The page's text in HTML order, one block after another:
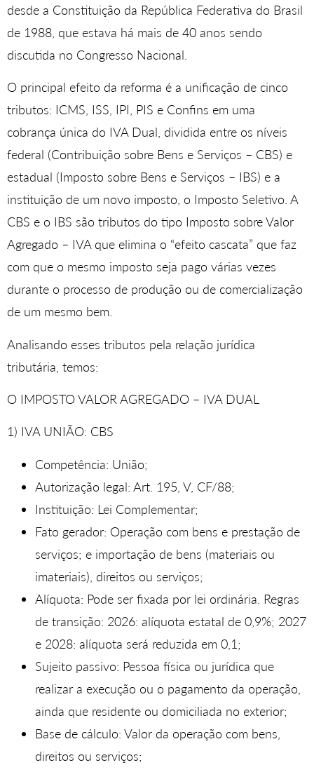
desde a Constituição da República Federativa do Brasil
de 1988, que estava há mais de 40 anos sendo
discutida no Congresso Nacional.
O principal efeito da reforma é a unificação de cinco
tributos: ICMS, ISS, IPI, PIS e Confins em uma
cobrança única do IVA Dual, dividida entre os níveis
federal (Contribuição sobre Bens e Serviços – CBS) e
estadual (Imposto sobre Bens e Serviços – IBS) e a
instituição de um novo imposto, o Imposto Seletivo. A
CBS e o IBS são tributos do tipo Imposto sobre Valor
Agregado – IVA que elimina o “efeito cascata” que faz
com que o mesmo imposto seja pago várias vezes
durante o processo de produção ou de comercialização
de um mesmo bem.
Analisando esses tributos pela relação jurídica
tributária, temos:
O IMPOSTO VALOR AGREGADO – IVA DUAL
1) IVA UNIÃO: CBS
Competência: União;
Autorização legal: Art. 195, V, CF/88;
Instituição: Lei Complementar;
Fato gerador: Operação com bens e prestação de
serviços; e importação de bens (materiais ou
imateriais), direitos ou serviços;
Alíquota: Pode ser fixada por lei ordinária. Regras
de transição: 2026: alíquota estatal de 0,9%; 2027
e 2028: alíquota será reduzida em 0,1;
Sujeito passivo: Pessoa física ou jurídica que
realizar a execução ou o pagamento da operação,
ainda que residente ou domiciliada no exterior;
Base de cálculo: Valor da operação com bens,
direitos ou serviços;